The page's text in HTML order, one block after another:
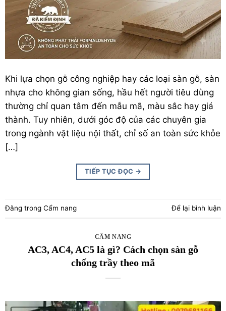
Khi lựa chọn gỗ công nghiệp hay các loại sàn gỗ, sàn
nhựa cho không gian sống, hầu hết người tiêu dùng
thường chỉ quan tâm đến mẫu mã, màu sắc hay giá
thành. Tuy nhiên, dưới góc độ của các chuyên gia
trong ngành vật liệu nội thất, chỉ số an toàn sức khỏe
[…]
TIẾP TỤC ĐỌC →
Đăng trong Cẩm nang Để lại bình luận
CẨM NANG
AC3, AC4, AC5 là gì? Cách chọn sàn gỗ
chống trầy theo mã